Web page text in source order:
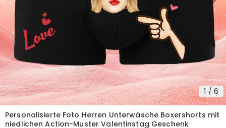
1 / 6
Personalisierte Foto Herren Unterwäsche Boxershorts mit
niedlichen Action-Muster Valentinstag Geschenk